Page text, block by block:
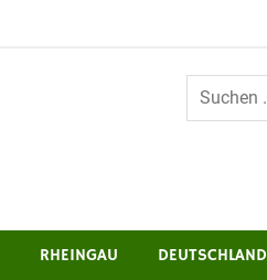
RHEINGAU DEUTSCHLAND